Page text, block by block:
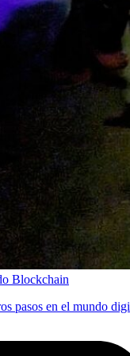
Blockchain
pasos en el mundo